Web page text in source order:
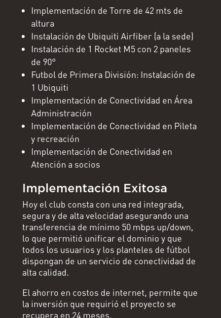
Implementación de Torre de 42 mts de
altura
Instalación de Ubiquiti Airfiber (a la sede)
Instalación de 1 Rocket M5 con 2 paneles
de 90°
Futbol de Primera División: Instalación de
1 Ubiquiti
Implementación de Conectividad en Área
Administración
Implementación de Conectividad en Pileta
y recreación
Implementación de Conectividad en
Atención a socios
Implementación Exitosa
Hoy el club consta con una red integrada,
segura y de alta velocidad asegurando una
transferencia de mínimo 50 mbps up/down,
lo que permitió unificar el dominio y que
todos los usuarios y los planteles de fútbol
dispongan de un servicio de conectividad de
alta calidad.
El ahorro en costos de internet, permite que
la inversión que requirió el proyecto se
recupera en 24 meses.